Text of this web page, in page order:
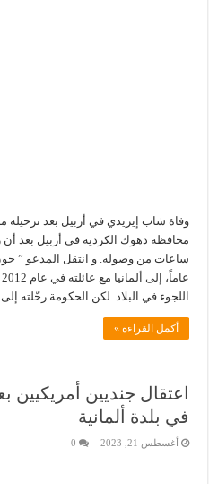
وفاة شاب إيزيدي في أربيل بعد ترحيله
محافظة دهوك الكردية في أربيل بعد أن
اللجوء في البلاد. لكن الحكومة رحّلته
أكمل القراءة »
اعتقال جنديين
في بلدة ألمانية
أغسطس 21, 2023 0